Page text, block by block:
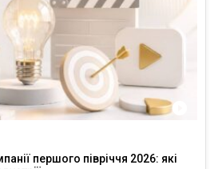
першого півріччя 2026: які